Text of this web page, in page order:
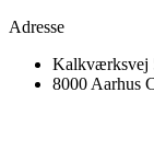
Adresse
Kalkværksvej
8000 Aarhus